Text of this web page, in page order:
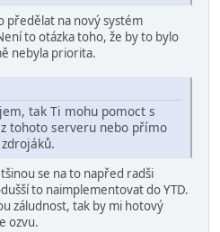
předělat na nový systém
to otázka toho, že by to bylo
nebyla priorita.
tak Ti mohu pomoct s
tohoto serveru nebo přímo
se na to napřed radši
to naimplementovat do YTD.
záludnost, tak by mi hotový
ozvu.